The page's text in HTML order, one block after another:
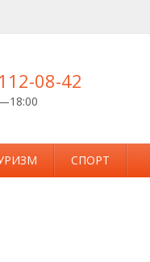
08-42
СПОРТ